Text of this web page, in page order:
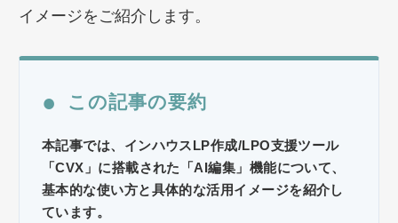
イメージをご紹介します。
● この記事の要約
本記事では、インハウスLP作成/LPO支援ツール
「CVX」に搭載された「AI編集」機能について、
基本的な使い方と具体的な活用イメージを紹介し
ています。